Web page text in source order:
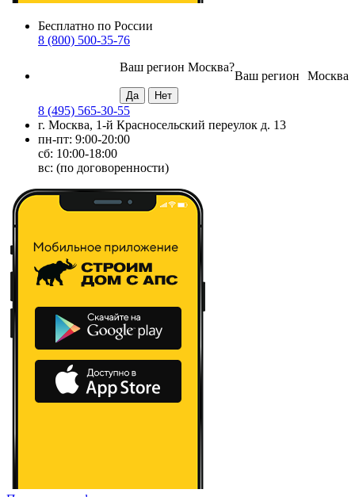
Бесплатно по России
8 (800) 500-35-76
Москва
Ваш регион
Ваш регион Москва?
8 (495) 565-30-55
г. Москва, 1-й Красносельский переулок д. 13
пн-пт: 9:00-20:00
сб: 10:00-18:00
вс: (по договоренности)